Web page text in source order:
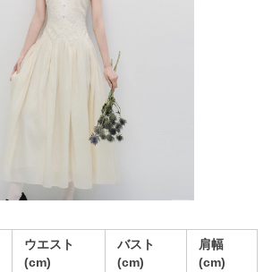
ウエスト
(cm)
バスト
(cm)
肩幅
(cm)